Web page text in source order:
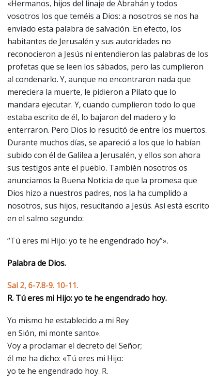
«Hermanos, hijos del linaje de Abrahán y todos
vosotros los que teméis a Dios: a nosotros se nos ha
enviado esta palabra de salvación. En efecto, los
habitantes de Jerusalén y sus autoridades no
reconocieron a Jesús ni entendieron las palabras de los
profetas que se leen los sábados, pero las cumplieron
al condenarlo. Y, aunque no encontraron nada que
mereciera la muerte, le pidieron a Pilato que lo
mandara ejecutar. Y, cuando cumplieron todo lo que
estaba escrito de él, lo bajaron del madero y lo
enterraron. Pero Dios lo resucitó de entre los muertos.
Durante muchos días, se apareció a los que lo habían
subido con él de Galilea a Jerusalén, y ellos son ahora
sus testigos ante el pueblo. También nosotros os
anunciamos la Buena Noticia de que la promesa que
Dios hizo a nuestros padres, nos la ha cumplido a
nosotros, sus hijos, resucitando a Jesús. Así está escrito
en el salmo segundo:
“Tú eres mi Hijo: yo te he engendrado hoy”».
Palabra de Dios.
Sal 2, 6-7.8-9. 10-11.
R. Tú eres mi Hijo: yo te he engendrado hoy.
Yo mismo he establecido a mi Rey
en Sión, mi monte santo».
Voy a proclamar el decreto del Señor;
él me ha dicho: «Tú eres mi Hijo:
yo te he engendrado hoy. R.